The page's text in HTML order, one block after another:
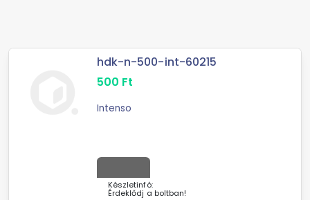
hdk-n-500-int-60215
500 Ft
Intenso
Készletinfó:
Érdeklődj a boltban!